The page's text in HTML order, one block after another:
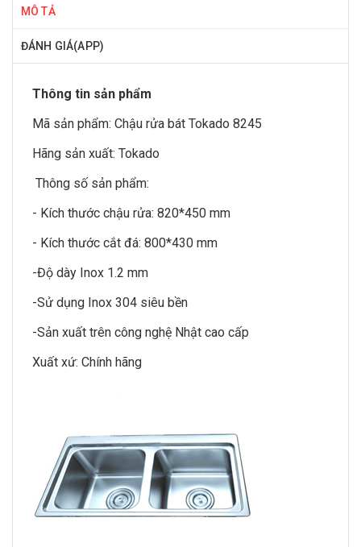
MÔ TẢ
ĐÁNH GIÁ(APP)
Thông tin sản phẩm
Mã sản phẩm: Chậu rửa bát Tokado 8245
Hãng sản xuất: Tokado
Thông số sản phẩm:
- Kích thước chậu rửa: 820*450 mm
- Kích thước cắt đá: 800*430 mm
-Độ dày Inox 1.2 mm
-Sử dụng Inox 304 siêu bền
-Sản xuất trên công nghệ Nhật cao cấp
Xuất xứ: Chính hãng